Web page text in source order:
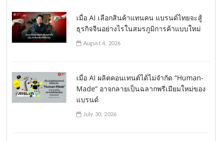
เมื่อ AI เลือกสินค้าแทนคน แบรนด์ไทยจะสู้
ธุรกิจจีนอย่างไรในสมรภูมิการค้าแบบใหม่
August 4, 2026
เมื่อ AI ผลิตคอนเทนต์ได้ไม่จำกัด “Human-
Made” อาจกลายเป็นฉลากพรีเมียมใหม่ของ
แบรนด์
July 30, 2026